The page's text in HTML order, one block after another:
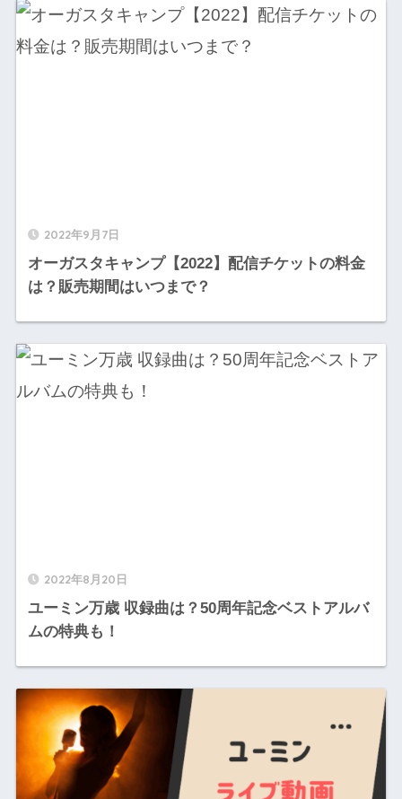
2022年9月7日
オーガスタキャンプ【2022】配信チケットの料金
は？販売期間はいつまで？
2022年8月20日
ユーミン万歳 収録曲は？50周年記念ベストアルバ
ムの特典も！